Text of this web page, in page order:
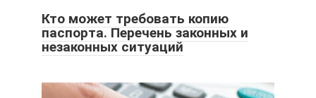
Кто может требовать копию
паспорта. Перечень законных и
незаконных ситуаций